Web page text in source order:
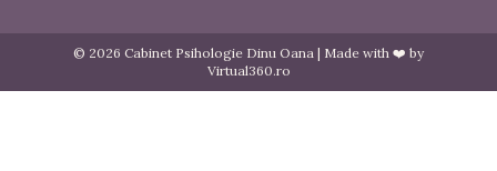
© 2026 Cabinet Psihologie Dinu Oana | Made with ❤️ by
Virtual360.ro